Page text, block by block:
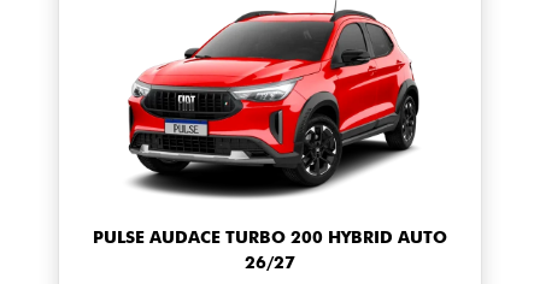
PULSE AUDACE TURBO 200 HYBRID AUTO
26/27